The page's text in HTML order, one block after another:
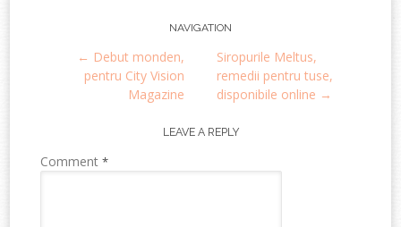
navigation
NAVIGATION
← Debut monden,
pentru City Vision
Magazine
Siropurile Meltus,
remedii pentru tuse,
disponibile online →
LEAVE A REPLY
Comment*